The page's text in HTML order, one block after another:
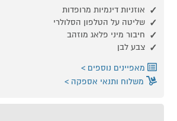
אוזניות דינמיות מרופדות
שליטה על הטלפון הסלולרי
חיבור מיני פלאג מוזהב
צבע לבן
מאפיינים נוספים
משלוח ותנאי אספקה